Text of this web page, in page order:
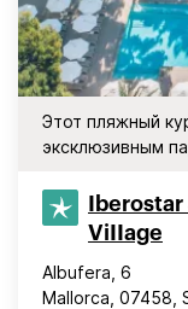
Этот пляжный
эксклюзивным
ViIIage
Albufera, 6
Mallorca, 07458,